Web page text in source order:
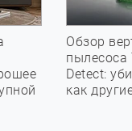
Обзор
пылесоса
Detect:
как